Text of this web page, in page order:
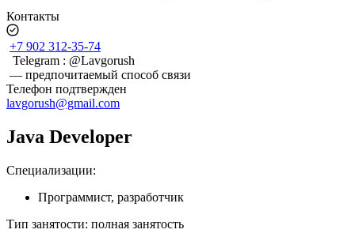
Контакты
+7 902 312-35-74
Telegram : @Lavgorush
— предпочитаемый способ связи
Телефон подтвержден
lavgorush@gmail.com
Java Developer
Специализации:
Программист, разработчик
Тип занятости: полная занятость